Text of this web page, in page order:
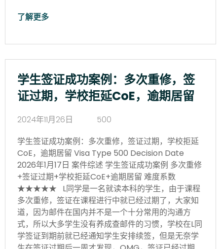
了解更多
学生签证成功案例：多次重修，签
证过期，学校拒延CoE，逾期居留
2024年11月26日
500
学生签证成功案例：多次重修，签证过期，学校拒延
CoE，逾期居留 Visa Type 500 Decision Date
2026年1月17日 案件综述 学生签证成功案例 多次重修
+签证过期+学校拒延CoE+逾期居留 难度系数
★★★★★ L同学是一名就读本科的学生，由于课程
多次重修，签证在课程进行中就已经过期了，大家知
道，因为邮件在国内并不是一个十分常用的沟通方
式，所以大多学生没有养成查邮件的习惯，学校在L同
学签证到期前就已经通知学生安排续签，但是无奈学